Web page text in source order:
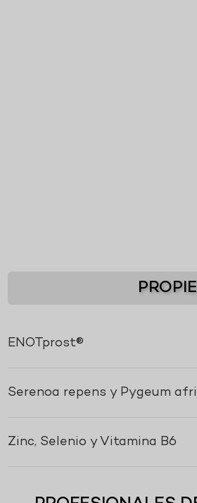
ENOTprost®
Serenoa repens y Pygeum
Zinc, Selenio y Vitamina B6